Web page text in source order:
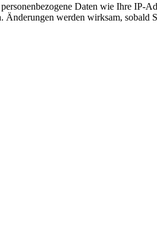
Daten wie Ihre IP-
Änderungen werden wirksam, sobald